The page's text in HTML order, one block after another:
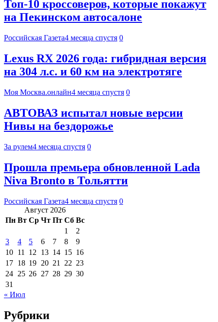
Топ-10 кроссоверов, которые покажут
на Пекинском автосалоне
Российская Газета4 месяца спустя 0
Lexus RX 2026 года: гибридная версия
на 304 л.с. и 60 км на электротяге
Моя Москва.онлайн4 месяца спустя 0
АВТОВАЗ испытал новые версии
Нивы на бездорожье
За рулем4 месяца спустя 0
Прошла премьера обновленной Lada
Niva Bronto в Тольятти
Российская Газета4 месяца спустя 0
Август 2026
Пн Вт Ср Чт Пт Сб Вс
1
2
3
4 5 6 7 8
9
10 11 12 13 14 15 16
17 18 19 20 21 22 23
24 25 26 27 28 29 30
31
« Июл
Рубрики